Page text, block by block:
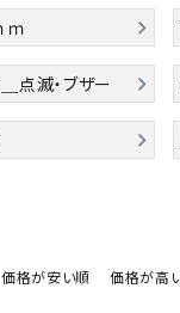
ｍ
点滅・ブザー
価格が安い順 価格が高